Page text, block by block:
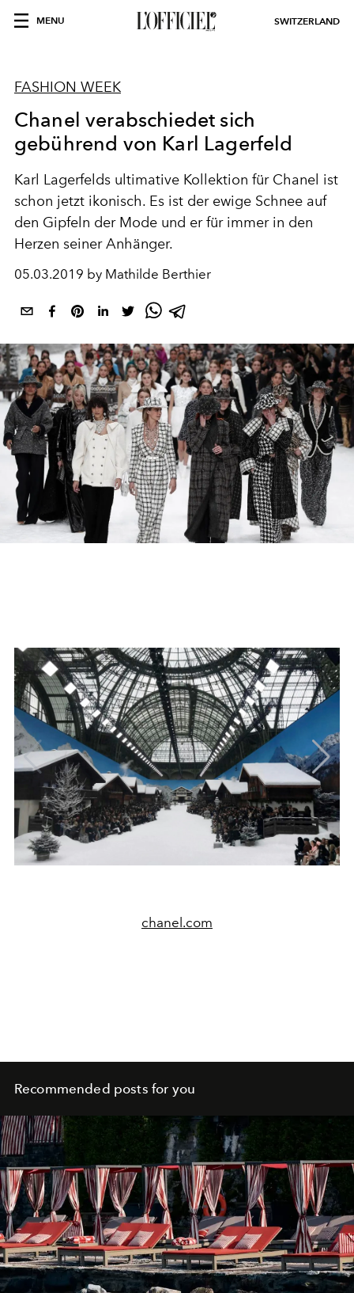
MENU SWITZERLAND
FASHION WEEK
Chanel verabschiedet sich
gebührend von Karl Lagerfeld
Karl Lagerfelds ultimative Kollektion für Chanel ist
schon jetzt ikonisch. Es ist der ewige Schnee auf
den Gipfeln der Mode und er für immer in den
Herzen seiner Anhänger.
05.03.2019 by Mathilde Berthier
chanel.com
Recommended posts for you